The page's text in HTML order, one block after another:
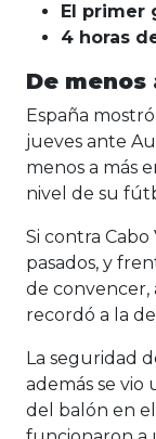
El primer
4 horas
De menos
España
jueves ante
menos a más
nivel de su
Si contra Cabo
pasados, y
de convencer,
recordó a la
La seguridad
además se
del balón en